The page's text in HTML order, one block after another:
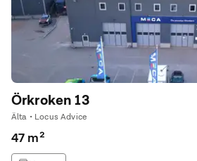
Örkroken 13
Älta • Locus Advice
47 m²